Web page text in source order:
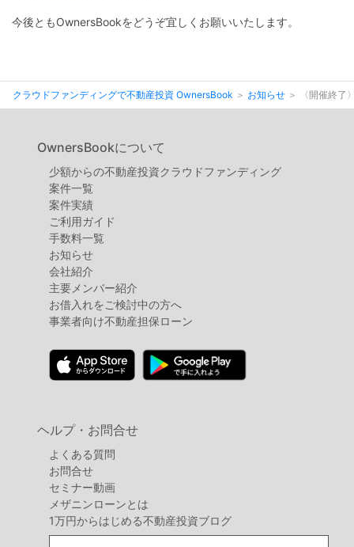
動
投
資
OwnersBook
今後ともOwnersBookをどうぞ宜しくお願いいたします。
クラウドファンディングで不動産投資 OwnersBook お知らせ 〈開催終
OwnersBookについて
少額からの不動産投資クラウドファンディング
案件⼀覧
案件実績
ご利用ガイド
手数料一覧
お知らせ
会社紹介
主要メンバー紹介
お借入れをご検討中の方へ
事業者向け不動産担保ローン
ヘルプ・お問合せ
よくある質問
お問合せ
セミナー動画
メザニンローンとは
1万円からはじめる不動産投資ブログ